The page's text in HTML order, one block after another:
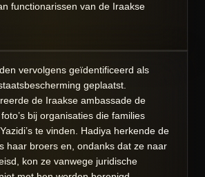
functionarissen van de Iraakse
vervolgens geïdentificeerd als
geplaatst.
de Iraakse ambassade de
bij organisaties die families
te vinden. Hadiya herkende de
haar broers en, ondanks dat ze naar
kon ze vanwege juridische